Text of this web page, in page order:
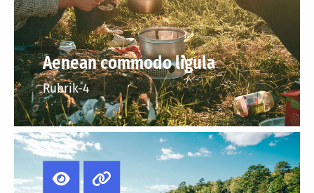
Aenean commodo ligula
Rubrik-4